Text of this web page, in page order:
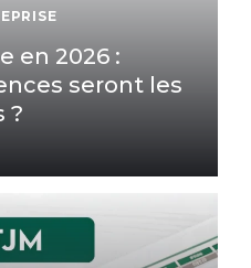
en 2026 :
seront les
?